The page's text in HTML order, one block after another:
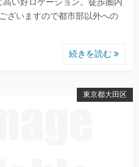
い好ロケーション。徒歩圏内
ざいますので都市部以外への
続きを読む
東京都大田区